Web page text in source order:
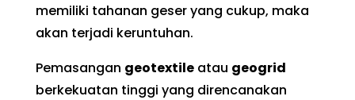
memiliki tahanan geser yang cukup, maka
akan terjadi keruntuhan.
Pemasangan geotextileatau geogrid
berkekuatan tinggi yang direncanakan